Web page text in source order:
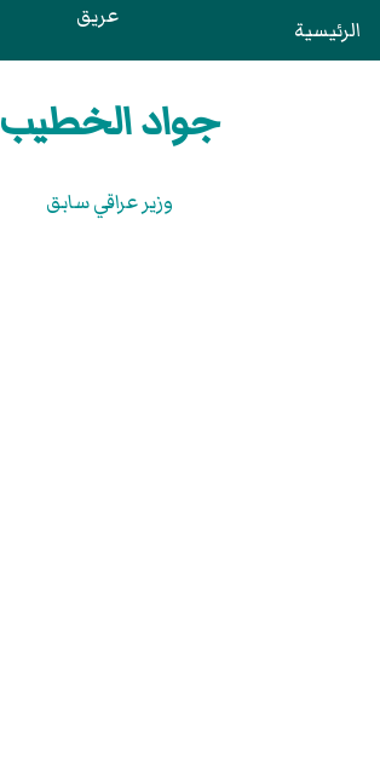
الرئيسية عريق
جواد الخطيب
وزير عراقي سابق